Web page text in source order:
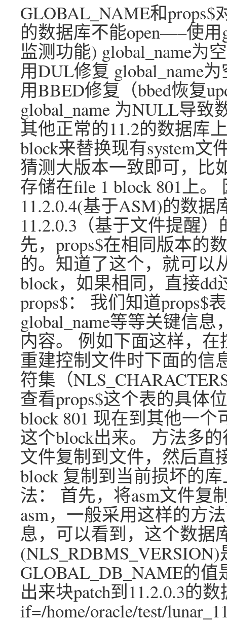
GLOBAL_NAME和props$
的数据库不能open—–使
监测功能) global_name为
用DUL修复 global_name
用BBED修复（bbed恢复
global_name 为NULL导
其他正常的11.2的数据库
block来替换现有system
猜测大版本一致即可，比
存储在file 1 block 801上
11.2.0.4(基于ASM)的数据
11.2.0.3（基于文件提醒
先，props$在相同版本的
的。知道了这个，就可以
block，如果相同，直接
props$： 我们知道props$
global_name等等关键信
内容。 例如下面这样，
重建控制文件时下面的信
符集（
查看props$这个表的具体
block 801 现在到其他一个
这个block出来。 方法多
文件复制到文件，然后直
block 复制到当前损坏的
法： 首先，将asm文件复
asm，一般采用这样的方
息，可以看到，这个数据
(NLS_RDBMS_VERSION)
GLOBAL_DB_NAME的
出来块patch到11.2.0.3的
if=/home/oracle/test/